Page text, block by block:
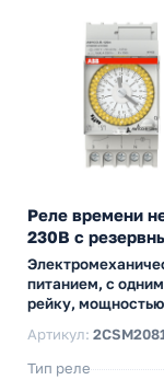
Реле времени
230В с
питанием, с
рейку,
Артикул:
Тип реле